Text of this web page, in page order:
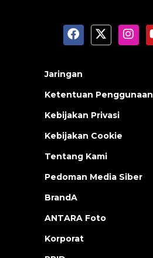
Jaringan
Ketentuan Penggunaan
Kebijakan Privasi
Kebijakan Cookie
Tentang Kami
Pedoman Media Siber
BrandA
ANTARA Foto
Korporat